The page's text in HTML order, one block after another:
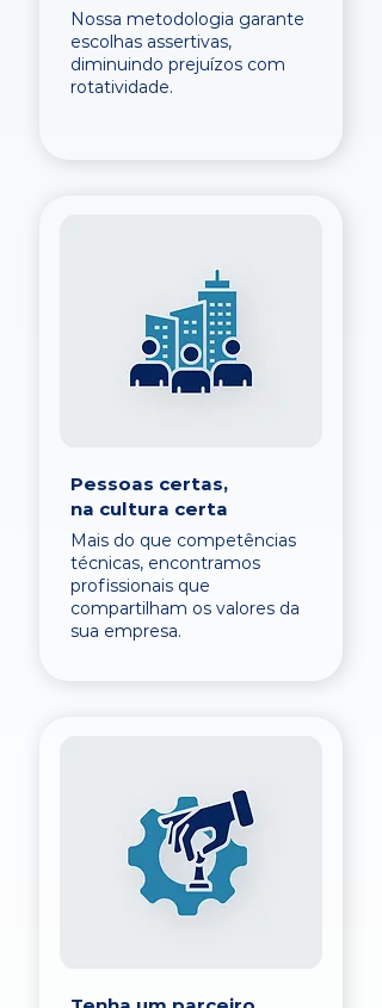
Nossa metodologia garante
escolhas assertivas,
diminuindo prejuízos com
rotatividade.
Pessoas certas,
na cultura certa
Mais do que competências
técnicas, encontramos
profissionais que
compartilham os valores da
sua empresa.